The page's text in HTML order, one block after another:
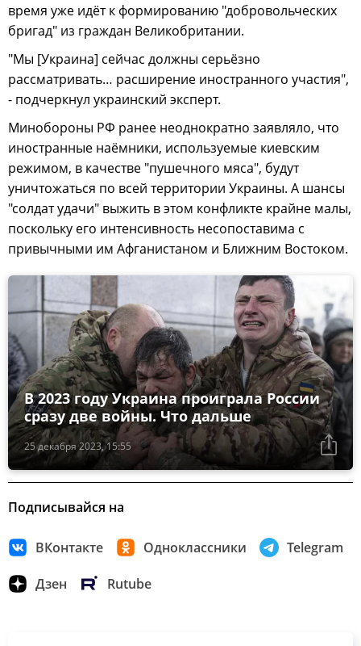
время уже идёт к формированию "добровольческих
бригад" из граждан Великобритании.
"Мы [Украина] сейчас должны серьёзно
рассматривать… расширение иностранного участия",
- подчеркнул украинский эксперт.
Минобороны РФ ранее неоднократно заявляло, что
иностранные наёмники, используемые киевским
режимом, в качестве "пушечного мяса", будут
уничтожаться по всей территории Украины. А шансы
"солдат удачи" выжить в этом конфликте крайне малы,
поскольку его интенсивность несопоставима с
привычными им Афганистаном и Ближним Востоком.
25 декабря 2023, 15:55
В 2023 году Украина проиграла России
сразу две войны. Что дальше
Подписывайся на
ВКонтакте Одноклассники Telegram
Дзен Rutube